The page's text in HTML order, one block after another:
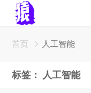
首页 人工智能
标签： 人工智能